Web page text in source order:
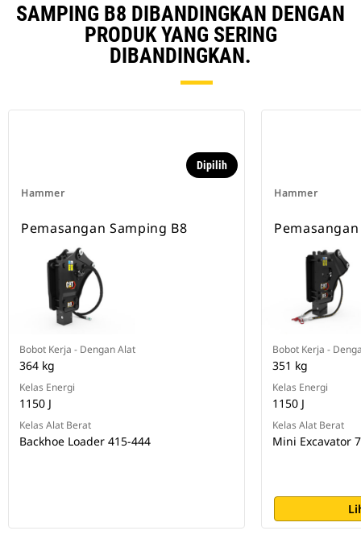
SAMPING B8 DIBANDINGKAN DENGAN
PRODUK YANG SERING
DIBANDINGKAN.
Hammer
Dipilih
Pemasangan Samping B8
Bobot Kerja - Dengan Alat
364 kg
Kelas Energi
1150 J
Kelas Alat Berat
Backhoe Loader 415-444
Hammer
Bobot Kerja -
351 kg
Kelas Energi
1150 J
Kelas Alat Berat
Mini Excavator